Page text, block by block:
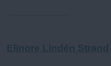
Elinore Lindén Strand